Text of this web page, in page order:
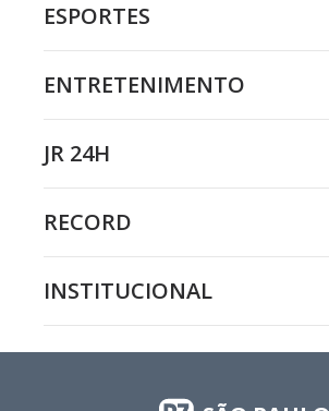
ESPORTES
ENTRETENIMENTO
JR 24H
RECORD
INSTITUCIONAL